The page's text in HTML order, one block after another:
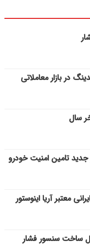
در بازار معاملاتی
سال
تامین امنیت خودرو
معتبر آریا اینوستور
ساخت سنسور فشار